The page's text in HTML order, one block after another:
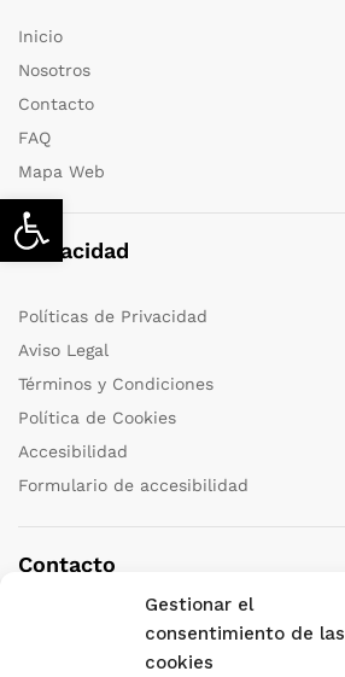
Abrir barra de herramientas
Gestionar el
consentimiento de las
cookies
Inicio
Nosotros
Contacto
FAQ
Mapa Web
Privacidad
Políticas de Privacidad
Aviso Legal
Términos y Condiciones
Política de Cookies
Accesibilidad
Formulario de accesibilidad
Contacto
+34 958 251 111
granada@katedraviajes.com